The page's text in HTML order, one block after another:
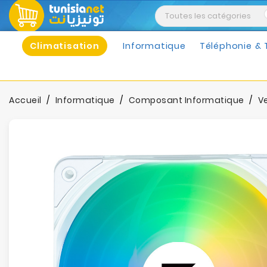
Climatisation Informatique Téléphonie &
Accueil Informatique Composant Informatique